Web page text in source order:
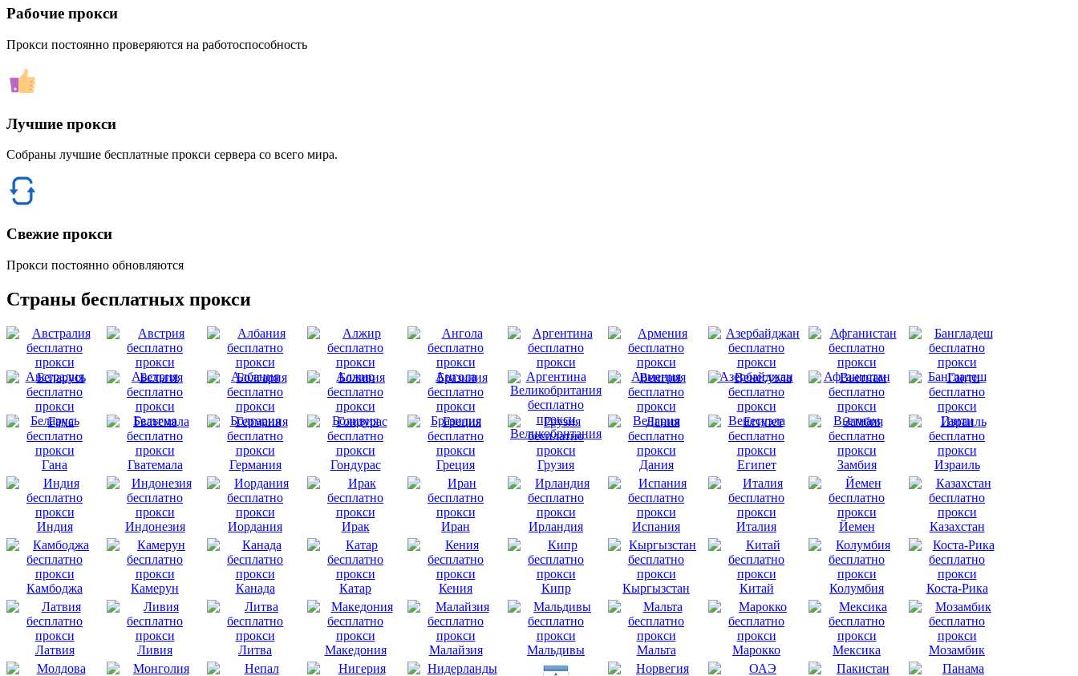
Рабочие прокси
Прокси постоянно проверяются на работоспособность
Лучшие прокси
Собраны лучшие бесплатные прокси сервера со всего мира.
Свежие прокси
Прокси постоянно обновляются
Страны бесплатных прокси
Австралия Австрия Албания Алжир Ангола Аргентина Армения Азербайджан Афганистан Бангладеш
Беларусь Бельгия Болгария Боливия
Бразилия
Великобритания
Венгрия Венесуэла Вьетнам Гаити
Гана Гватемала Германия Гондурас Греция Грузия Дания Египет Замбия Израиль
Индия Индонезия Иордания Ирак Иран Ирландия Испания Италия Йемен Казахстан
Камбоджа Камерун Канада Катар Кения Кипр Кыргызстан Китай Колумбия Коста-Рика
Латвия Ливия Литва Македония Малайзия Мальдивы Мальта Марокко Мексика Мозамбик